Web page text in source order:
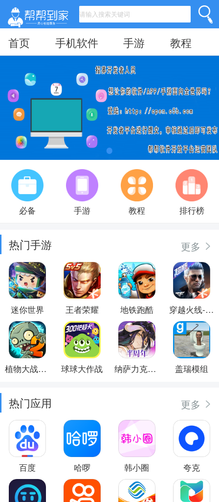
首页 手机软件 手游 教程
必备 手游 教程 排行榜
热门手游 更多
迷你世界 王者荣耀 地铁跑酷 穿越火线-枪战王者
植物大战僵尸2 球球大作战 纳萨力克之王 盖瑞模组
热门应用 更多
百度 哈啰 韩小圈 夸克